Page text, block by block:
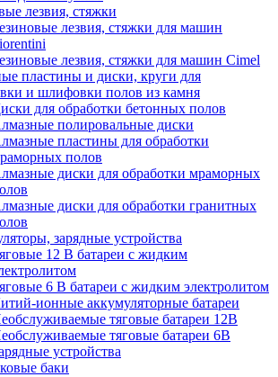
лезвия, стяжки
лезвия, стяжки для машин
лезвия, стяжки для машин Cimel
пластины и диски, круги для
и шлифовки полов из камня
для обработки бетонных полов
полировальные диски
пластины для обработки
полов
диски для обработки мраморных
диски для обработки гранитных
зарядные устройства
12 В батареи с жидким
6 В батареи с жидким электролитом
ионные аккумуляторные батареи
тяговые батареи 12В
тяговые батареи 6В
устройства
баки